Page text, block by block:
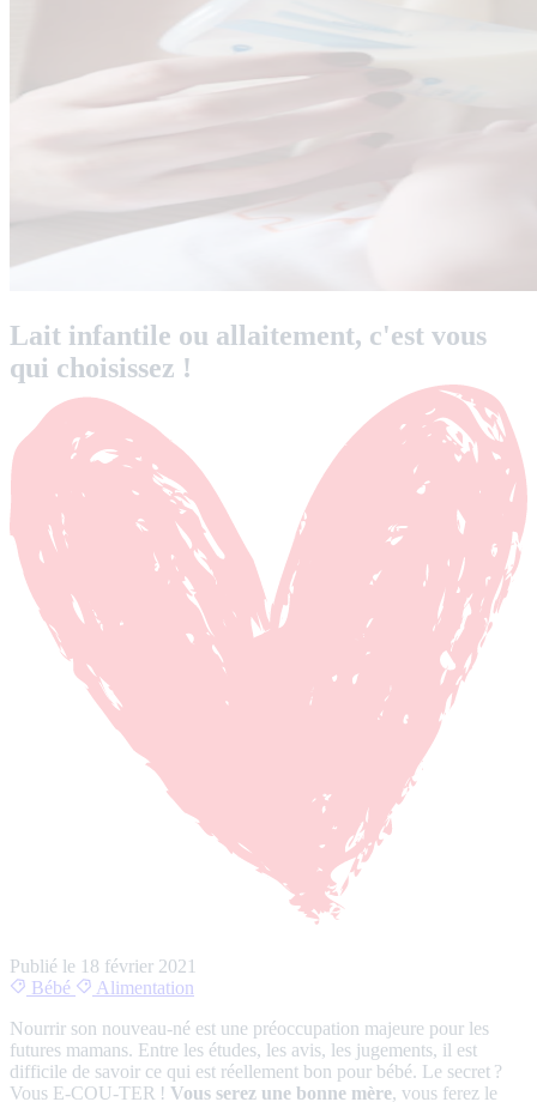
Lait infantile ou allaitement, c'est vous
qui choisissez !
Publié le 18 février 2021
Bébé
Alimentation
Nourrir son nouveau-né est une préoccupation majeure pour les
futures mamans. Entre les études, les avis, les jugements, il est
difficile de savoir ce qui est réellement bon pour bébé. Le secret ?
Vous E-COU-TER ! Vous serez une bonne mère, vous ferez le